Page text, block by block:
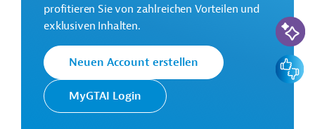
Geberbeitrag:
250 Millionen US-Dollar (Darlehen)
Kontaktadressen
profitieren Sie von zahlreichen Vorteilen und
exklusiven Inhalten.
Neuen Account erstellen
MyGTAI Login
KI-